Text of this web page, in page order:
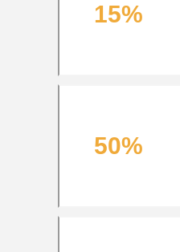
15%
50%